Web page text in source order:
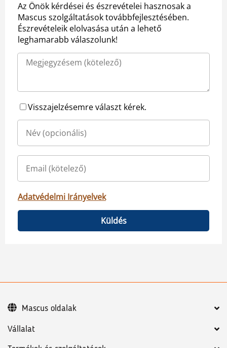
Az Önök kérdései és észrevételei hasznosak a
Mascus szolgáltatások továbbfejlesztésében.
Észrevételeik elolvasása után a lehető
leghamarabb válaszolunk!
Visszajelzésemre választ kérek.
Adatvédelmi Irányelvek
Küldés
Vállalat
Mascus oldalak